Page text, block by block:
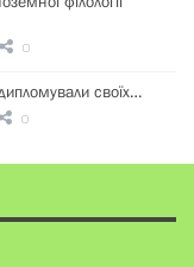
0
своїх…
0